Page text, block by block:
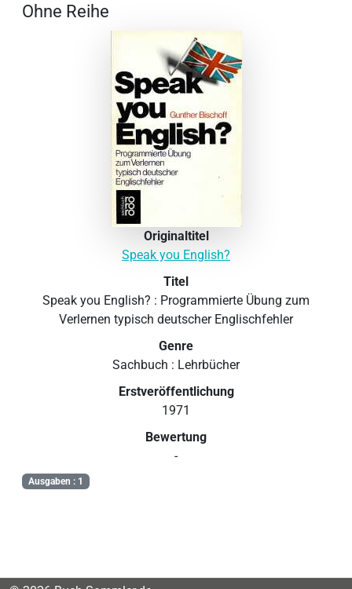
Ohne Reihe
Originaltitel
Speak you English?
Titel
Speak you English? : Programmierte Übung zum
Verlernen typisch deutscher Englischfehler
Genre
Sachbuch : Lehrbücher
Erstveröffentlichung
1971
Bewertung
-
Ausgaben : 1